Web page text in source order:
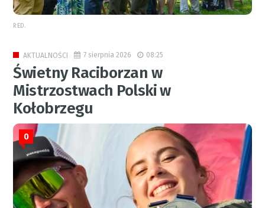
RED.
AKTUALNOŚCI 7 sierpnia 2026 08:25
Świetny Raciborzan w
Mistrzostwach Polski w
Kołobrzegu
0